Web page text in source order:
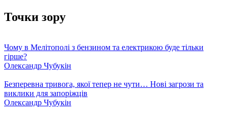
Точки зору
Чому в Мелітополі з бензином та електрикою буде тільки
гірше?
Олександр Чубукін
Безперевна тривога, якої тепер не чути… Нові загрози та
виклики для запоріжців
Олександр Чубукін